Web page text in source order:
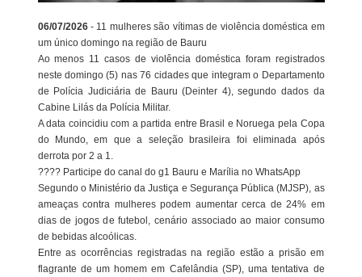
06/07/2026 - 11 mulheres são vítimas de violência doméstica em
um único domingo na região de Bauru
Ao menos 11 casos de violência doméstica foram registrados
neste domingo (5) nas 76 cidades que integram o Departamento
de Polícia Judiciária de Bauru (Deinter 4), segundo dados da
Cabine Lilás da Polícia Militar.
A data coincidiu com a partida entre Brasil e Noruega pela Copa
do Mundo, em que a seleção brasileira foi eliminada após
derrota por 2 a 1.
???? Participe do canal do g1 Bauru e Marília no WhatsApp
Segundo o Ministério da Justiça e Segurança Pública (MJSP), as
ameaças contra mulheres podem aumentar cerca de 24% em
dias de jogos de futebol, cenário associado ao maior consumo
de bebidas alcoólicas.
Entre as ocorrências registradas na região estão a prisão em
flagrante de um homem em Cafelândia (SP), uma tentativa de